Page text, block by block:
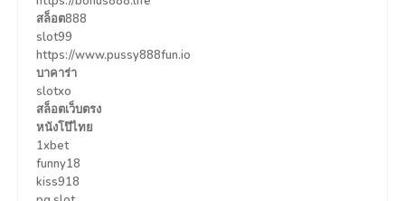
สล็อต888
slot99
https://www.pussy888fun.io
บาคาร่า
slotxo
สล็อตเว็บตรง
หนังโป๊ไทย
1xbet
funny18
kiss918